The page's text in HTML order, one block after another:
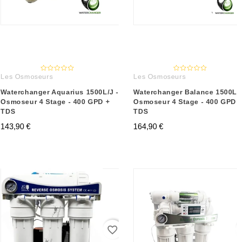
Les Osmoseurs
Waterchanger Aquarius 1500L/J -
Osmoseur 4 Stage - 400 GPD +
TDS
143,90 €
Les Osmoseurs
Waterchanger Balance
Osmoseur 4 Stage - 400 GPD
TDS
164,90 €
favorite_border